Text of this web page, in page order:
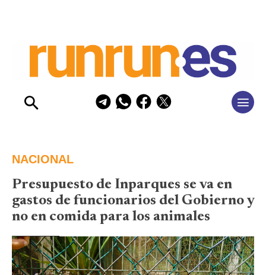
NACIONAL
Presupuesto de Inparques se va en
gastos de funcionarios del Gobierno y
no en comida para los animales